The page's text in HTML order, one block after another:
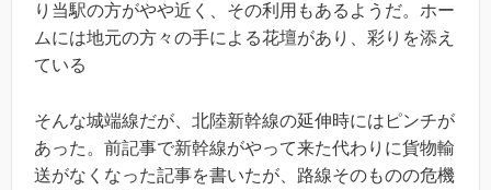
り当駅の方がやや近く、その利用もあるようだ。ホー
ムには地元の方々の手による花壇があり、彩りを添え
ている
そんな城端線だが、北陸新幹線の延伸時にはピンチが
あった。前記事で新幹線がやって来た代わりに貨物輸
送がなくなった記事を書いたが、路線そのものの危機